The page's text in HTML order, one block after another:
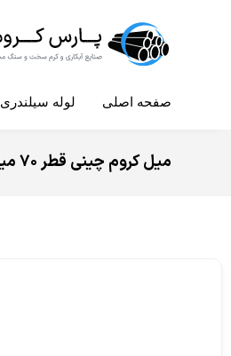
صفحه اصلی لوله سیلندری
میل کروم چینی قطر ۷۰ میلی متر